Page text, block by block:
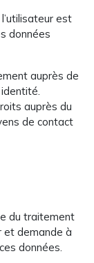
est
données
auprès de
auprès du
de contact
du traitement
et demande à
données.